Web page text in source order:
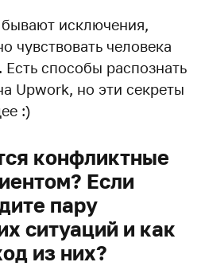
бывают исключения,
чувствовать человека
способы распознать
Upwork, но эти секреты
:)
конфликтные
Если
пару
ситуаций и как
из них?